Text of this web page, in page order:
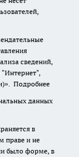
сведений,
"Интернет",
Подробнее
данных
в
праве и не
было форме, в